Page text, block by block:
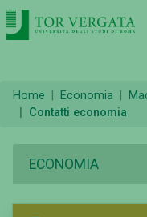
Home Economia
Contatti economia
ECONOMIA